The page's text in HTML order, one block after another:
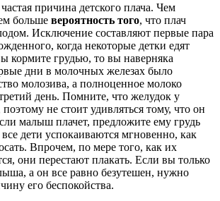
причина детского плача. Чем
больше вероятность того, что плач
Исключение составляют первые пара
когда некоторые детки едят
кормите грудью, то вы наверняка
дни в молочных железах было
молозива, а полноценное молоко
день. Помните, что желудок у
не стоит удивляться тому, что он
малыш плачет, предложите ему грудь
дети успокаиваются мгновенно, как
Впрочем, по мере того, как их
они перестают плакать. Если вы только
а он все равно безутешен, нужно
его беспокойства.